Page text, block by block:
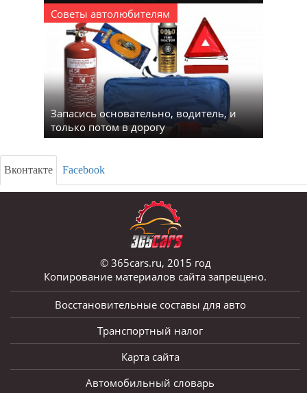
Советы автолюбителям
Запасись основательно, водитель, и
только потом в дорогу
Вконтакте Facebook
© 365cars.ru, 2015 год
Копирование материалов сайта запрещено.
Восстановительные составы для авто
Транспортный налог
Карта сайта
Автомобильный словарь